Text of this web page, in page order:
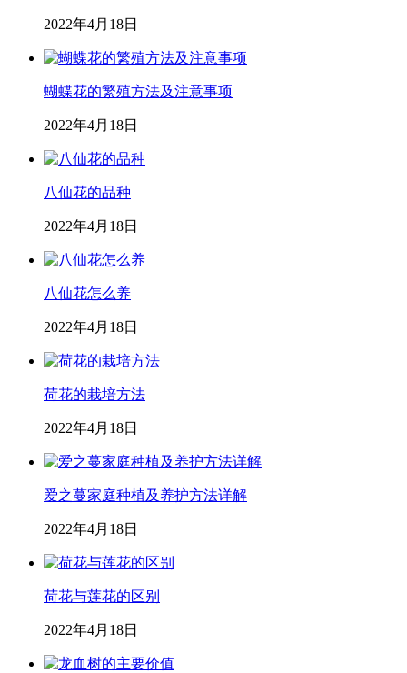
2022年4月18日
蝴蝶花的繁殖方法及注意事项
2022年4月18日
八仙花的品种
2022年4月18日
八仙花怎么养
2022年4月18日
荷花的栽培方法
2022年4月18日
爱之蔓家庭种植及养护方法详解
2022年4月18日
荷花与莲花的区别
2022年4月18日